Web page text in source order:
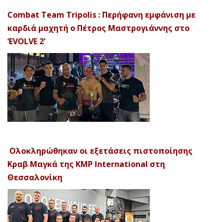
Combat Team Tripolis : Περήφανη εμφάνιση με
καρδιά μαχητή ο Πέτρος Μαστρογιάννης στο
‘EVOLVE 2’
Ολοκληρώθηκαν οι εξετάσεις πιστοποίησης
Κραβ Μαγκά της KMP International στη
Θεσσαλονίκη